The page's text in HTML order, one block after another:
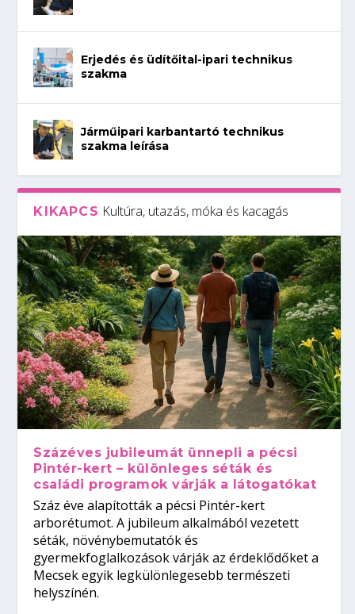
Erjedés és üdítőital-ipari technikus
szakma
Járműipari karbantartó technikus
szakma leírása
KIKAPCS Kultúra, utazás, móka és kacagás
Százéves jubileumát ünnepli a pécsi
Pintér-kert – különleges séták és
családi programok várják a látogatókat
Száz éve alapították a pécsi Pintér-kert
arborétumot. A jubileum alkalmából vezetett
séták, növénybemutatók és
gyermekfoglalkozások várják az érdeklődőket a
Mecsek egyik legkülönlegesebb természeti
helyszínén.